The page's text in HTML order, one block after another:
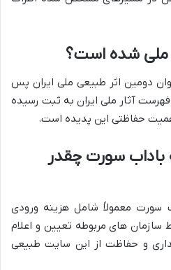
ملی شده است؟
دومین اثر طبیعی ملی ایران پس
دماوند در سال ۱۳۸۷ در فهرست آثار ملی ایران به ثبت رسیده
حفاظتی این پدیده است.
سورت چقدر
سورت معمولاً شامل هزینه ورودی
های مربوطه تعیین و اعلام
و حفاظت از این سایت طبیعی